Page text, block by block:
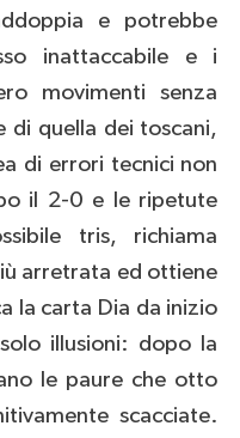
e potrebbe
inattaccabile e i
movimenti senza
di quella dei toscani,
di errori tecnici non
il 2-0 e le ripetute
tris, richiama
arretrata ed ottiene
la carta Dia da inizio
illusioni: dopo la
le paure che otto
scacciate.